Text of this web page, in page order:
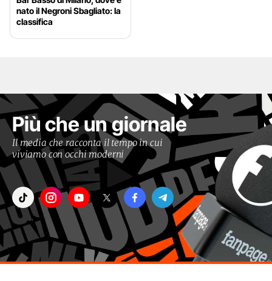
nato il Negroni Sbagliato: la
classifica
Più che un giornale
Il media che racconta il tempo in cui
viviamo con occhi moderni